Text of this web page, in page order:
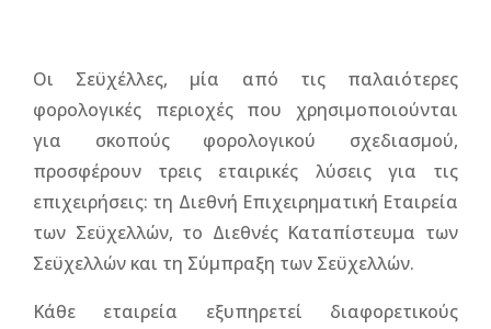
Οι Σεϋχέλλες, μία από τις παλαιότερες
φορολογικές περιοχές που χρησιμοποιούνται
για σκοπούς φορολογικού σχεδιασμού,
προσφέρουν τρεις εταιρικές λύσεις για τις
επιχειρήσεις: τη Διεθνή Επιχειρηματική Εταιρεία
των Σεϋχελλών, το Διεθνές Καταπίστευμα των
Σεϋχελλών και τη Σύμπραξη των Σεϋχελλών.
Κάθε εταιρεία εξυπηρετεί διαφορετικούς